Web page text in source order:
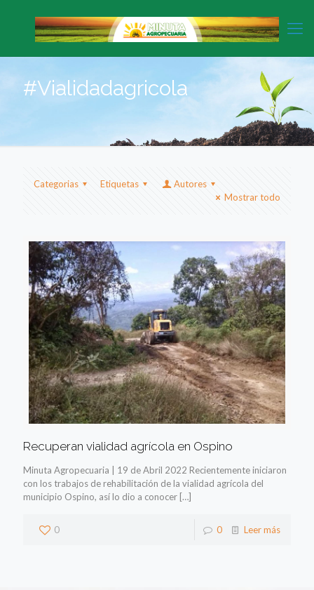
#Vialidadagricola
Categorias Etiquetas
Autores
Mostrar todo
Recuperan vialidad agrícola en Ospino
Minuta Agropecuaria | 19 de Abril 2022 Recientemente iniciaron
con los trabajos de rehabilitación de la vialidad agrícola del
municipio Ospino, así lo dio a conocer […]
0 0 Leer más